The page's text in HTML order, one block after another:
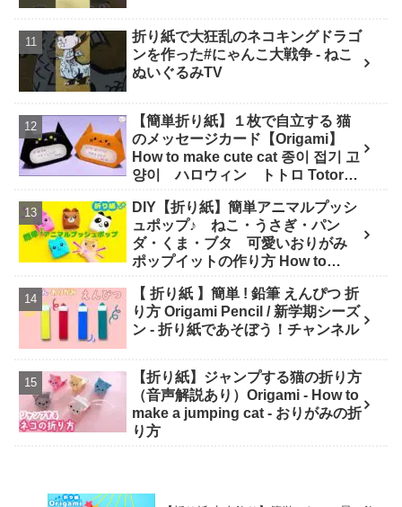
折り紙で大狂乱のネコキングドラゴ
ンを作った#にゃんこ大戦争 - ねこ
ぬいぐるみTV
【簡単折り紙】１枚で自立する 猫
のメッセージカード【Origami】
How to make cute cat 종이 접기 고
양이 ハロウィン トトロ Totoro
channel
DIY【折り紙】簡単アニマルプッシ
ュポップ♪ ねこ・うさぎ・パン
ダ・くま・ブタ 可愛いおりがみ
ポップイットの作り方 How to
Soda Cat Origami キャラクター折
り紙
【 折り紙 】簡単 ! 鉛筆 えんぴつ 折
り方 Origami Pencil / 新学期シーズ
ン - 折り紙であそぼう！チャンネル
【折り紙】ジャンプする猫の折り方
（音声解説あり）Origami - How to
make a jumping cat - おりがみの折
り方